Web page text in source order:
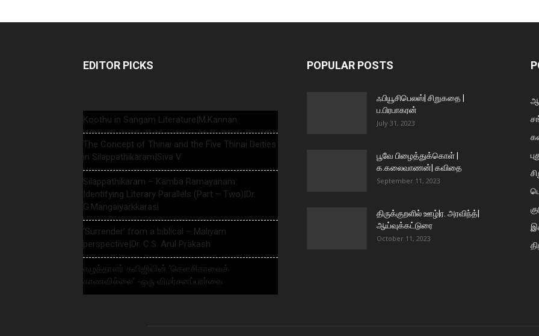
EDITOR PICKS
Koothu in Sangam Literature|M.Kannan
The Concept of Thinai and the Five Thinai Deities
in Silappathikaram|Siva V
Silappathikaram – Kamba Ramayanam:
Identifying Literary Parallels (Part – Two)|Dr.
G.Mangaiyarkkarasi
‘Surrender’ from a biblical – Maliyam
perspective|Dr. C.S. Arul Prakash
எழுத்தாளர் கவிஜியின் ‘கௌசிகாவைக்
காணவில்லை’ -ஒரு விமர்சனப்பார்வை
POPULAR POSTS
ஃபியூசிபெலஸ்| சிறுகதை |
ப.பிரபாகரன்
July 31, 2023
பூவே பிழைத்துக்கொள் |
க.கலைவாணன்| கவிதை
September 11, 2023
திருக்குறளில் ஊழ்|ர. அரவிந்த்|
ஆய்வுக்கட்டுரை
October 11, 2023